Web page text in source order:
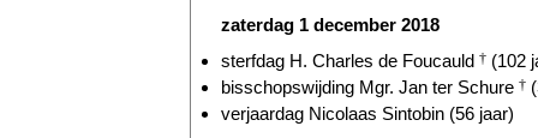
zaterdag 1 december 2018
sterfdag H. Charles de Foucauld † (102
bisschopswijding Mgr. Jan ter Schure †
verjaardag Nicolaas Sintobin (56 jaar)